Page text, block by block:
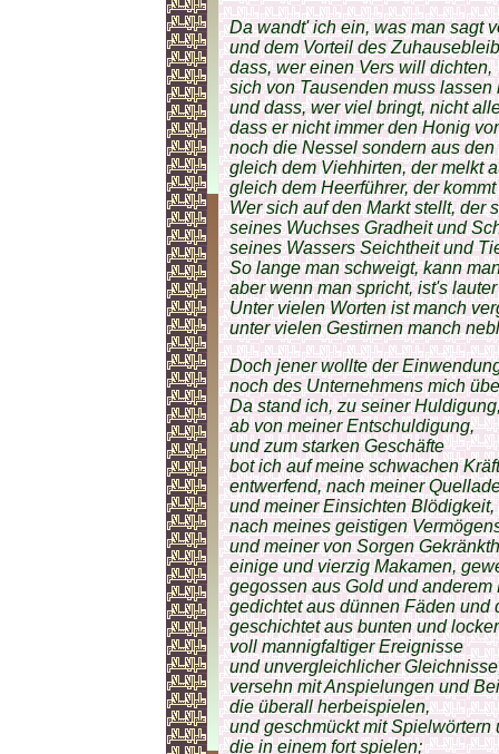
Da wandt' ich ein, was man sagt
und dem Vorteil des
dass, wer einen Vers will dichten,
sich von Tausenden muss lassen
und dass, wer viel bringt, nicht
dass er nicht immer den Honig
noch die Nessel sondern aus den
gleich dem Viehhirten, der melkt
gleich dem Heerführer, der
Wer sich auf den Markt stellt, der
seines Wuchses Gradheit und
seines Wassers Seichtheit und
So lange man schweigt, kann
aber wenn man spricht, ist's
Unter vielen Worten ist manch
unter vielen Gestirnen manch
Doch jener wollte der
noch des Unternehmens mich
Da stand ich, zu seiner
ab von meiner Entschuldigung,
und zum starken Geschäfte
bot ich auf meine schwachen
entwerfend, nach meiner
und meiner Einsichten Blödigkeit,
nach meines geistigen
und meiner von Sorgen
einige und vierzig Makamen,
gegossen aus Gold und anderem
gedichtet aus dünnen Fäden und
geschichtet aus bunten und
voll mannigfaltiger Ereignisse
und unvergleichlicher
versehn mit Anspielungen und
die überall herbeispielen,
und geschmückt mit Spielwörtern
die in einem fort spielen;